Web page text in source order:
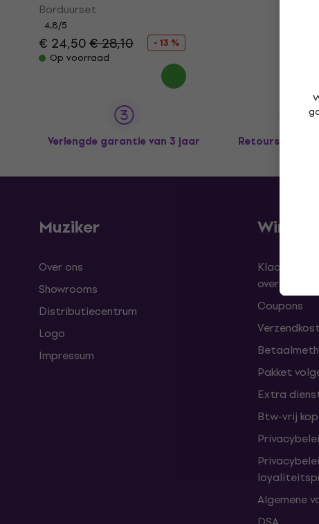
Borduurset
4,8/5
€ 24,50€ 28,10
- 13 %
Op voorraad
Verlengde garantie van 3 jaar Retours tot 30
Muziker
Over ons
Showrooms
Distributiecentrum
Logo
Impressum
Winkelen
Klachten
overeenkomst
Coupons
Pakket
Extra
Btw-vrij
Algemene